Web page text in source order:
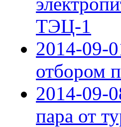
ТЭЦ-1
2014-09-
отбором
2014-09-
пара от